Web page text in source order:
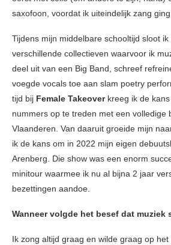
saxofoon, voordat ik uiteindelijk zang
Tijdens mijn middelbare schooltijd sloot
verschillende collectieven waarvoor ik
deel uit van een Big Band, schreef
voegde vocals toe aan slam poetry
tijd bij Female Takeover kreeg ik de
nummers op te treden met een volledige
Vlaanderen. Van daaruit groeide mijn
ik de kans om in 2022 mijn eigen
Arenberg. Die show was een enorm
minitour waarmee ik nu al bijna 2 jaar
bezettingen aandoe.
Wanneer volgde het besef dat muziek
Ik zong altijd graag en wilde graag op